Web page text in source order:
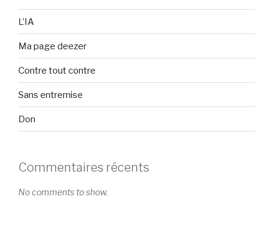
L’IA
Ma page deezer
Contre tout contre
Sans entremise
Don
Commentaires récents
No comments to show.